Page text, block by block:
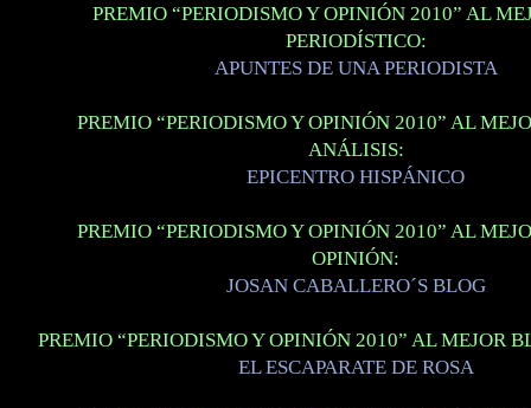
PREMIO “PERIODISMO Y OPINIÓN 2010” AL
PERIODÍSTICO:
APUNTES DE UNA PERIODISTA
PREMIO “PERIODISMO Y OPINIÓN 2010” AL
ANÁLISIS:
EPICENTRO HISPÁNICO
PREMIO “PERIODISMO Y OPINIÓN 2010” AL
OPINIÓN:
JOSAN CABALLERO´S BLOG
PREMIO “PERIODISMO Y OPINIÓN 2010” AL MEJOR
EL ESCAPARATE DE ROSA